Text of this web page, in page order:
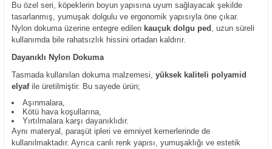
Bu özel seri, köpeklerin boyun yapısına uyum sağlayacak şekilde
tasarlanmış, yumuşak dolgulu ve ergonomik yapısıyla öne çıkar.
Nylon dokuma üzerine entegre edilen kauçuk dolgu ped , uzun süreli
kullanımda bile rahatsızlık hissini ortadan kaldırır.
Dayanıklı Nylon Dokuma
Tasmada kullanılan dokuma malzemesi, yüksek kaliteli polyamid
elyafile üretilmiştir. Bu sayede ürün;
Aşınmalara,
Kötü hava koşullarına,
Yırtılmalara karşı dayanıklıdır.
Aynı materyal, paraşüt ipleri ve emniyet kemerlerinde de
kullanılmaktadır. Ayrıca canlı renk yapısı, yumuşaklığı ve estetik